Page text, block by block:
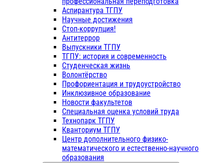
Аспирантура ТГПУ
Научные достижения
Стоп-коррупция!
Антитеррор
Выпускники ТГПУ
ТГПУ: история и современность
Студенческая жизнь
Волонтёрство
Профориентация и трудоустройство
Инклюзивное образование
Новости факультетов
Специальная оценка условий труда
Технопарк ТГПУ
Кванториум ТГПУ
Центр дополнительного физико-
математического и естественно-научного
образования